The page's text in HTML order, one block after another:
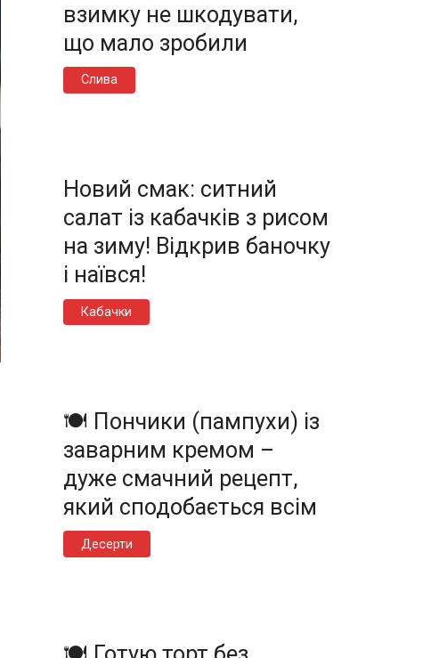
взимку не шкодувати,
що мало зробили
Слива
Новий смак: ситний
салат із кабачків з рисом
на зиму! Відкрив баночку
і наївся!
Кабачки
🍽️ Пончики (пампухи) із
заварним кремом –
дуже смачний рецепт,
який сподобається всім
Десерти